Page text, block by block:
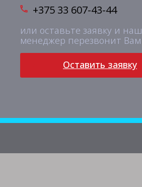
+375 33 607-43-44
или оставьте заявку и наш
менеджер перезвонит Вам
Оставить заявку